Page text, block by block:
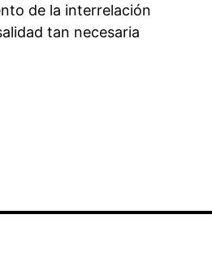
de la interrelación
tan necesaria